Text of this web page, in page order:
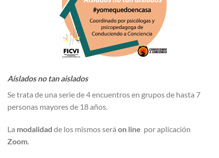
Aislados no tan aislados
Se trata de una serie de 4 encuentros en grupos de hasta 7
personas mayores de 18 años.
La modalidad de los mismos será on line por aplicación
Zoom